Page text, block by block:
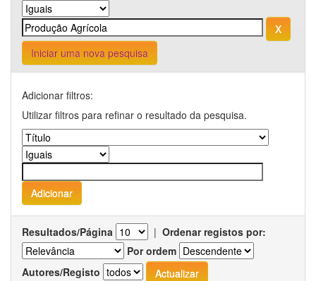
Iniciar uma nova pesquisa
Adicionar filtros:
Utilizar filtros para refinar o resultado da pesquisa.
Resultados/Página | Ordenar registos por:
Por ordem
Autores/Registo